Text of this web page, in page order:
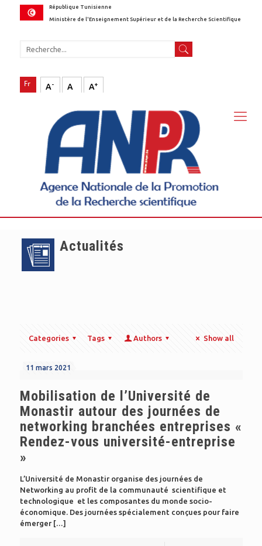
République Tunisienne
Ministère de l'Enseignement Supérieur et de la Recherche Scientifique
A- A A+
Actualités
Categories Tags Authors Show all
11 mars 2021
Mobilisation de l’Université de
Monastir autour des journées de
networking branchées entreprises «
Rendez-vous université-entreprise
»
L’Université de Monastir organise des journées de
Networking au profit de la communauté scientifique et
technologique et les composantes du monde socio-
économique. Des journées spécialement conçues pour faire
émerger[…]